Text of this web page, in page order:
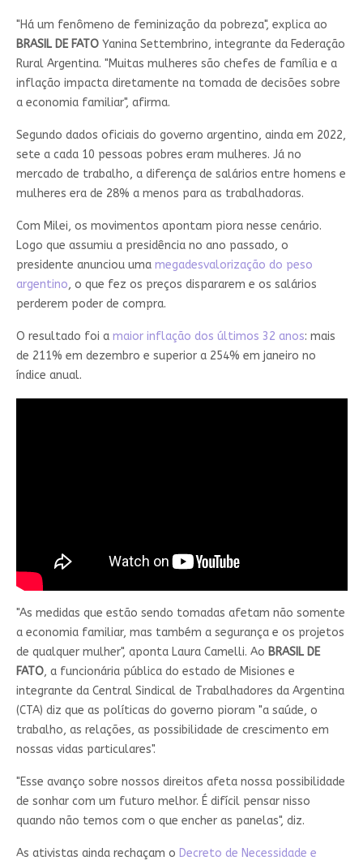
"Há um fenômeno de feminização da pobreza", explica ao
BRASIL DE FATOYanina Settembrino, integrante da Federação
Rural Argentina. "Muitas mulheres são chefes de família e a
inflação impacta diretamente na tomada de decisões sobre
a economia familiar", afirma.
Segundo dados oficiais do governo argentino, ainda em 2022,
sete a cada 10 pessoas pobres eram mulheres. Já no
mercado de trabalho, a diferença de salários entre homens e
mulheres era de 28% a menos para as trabalhadoras.
Com Milei, os movimentos apontam piora nesse cenário.
Logo que assumiu a presidência no ano passado, o
presidente anunciou uma megadesvalorização do peso
argentino, o que fez os preços dispararem e os salários
perderem poder de compra.
O resultado foi a maior inflação dos últimos 32 anos: mais
de 211% em dezembro e superior a 254% em janeiro no
índice anual.
"As medidas que estão sendo tomadas afetam não somente
a economia familiar, mas também a segurança e os projetos
de qualquer mulher", aponta Laura Camelli. Ao BRASIL DE
FATO, a funcionária pública do estado de Misiones e
integrante da Central Sindical de Trabalhadores da Argentina
(CTA) diz que as políticas do governo pioram "a saúde, o
trabalho, as relações, as possibilidade de crescimento em
nossas vidas particulares".
"Esse avanço sobre nossos direitos afeta nossa possibilidade
de sonhar com um futuro melhor. É difícil pensar nisso
quando não temos com o que encher as panelas", diz.
As ativistas ainda rechaçam o Decreto de Necessidade e